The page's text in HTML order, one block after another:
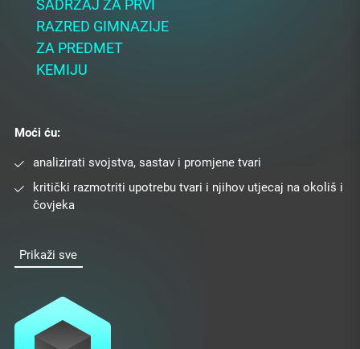
SADRŽAJ ZA PRVI
RAZRED GIMNAZIJE
ZA PREDMET
KEMIJU
Moći ću:
analizirati svojstva, sastav i promjene tvari
kritički razmotriti upotrebu tvari i njihov utjecaj na okoliš i
čovjeka
Prikaži sve